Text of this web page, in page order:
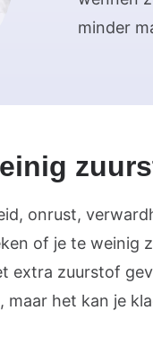
minder
onrust,
of je te weinig
extra zuurstof
het kan je